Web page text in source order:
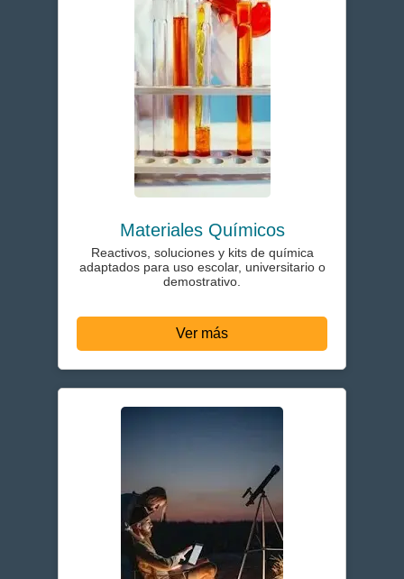
Materiales Químicos
Reactivos, soluciones y kits de química
adaptados para uso escolar, universitario o
demostrativo.
Ver más